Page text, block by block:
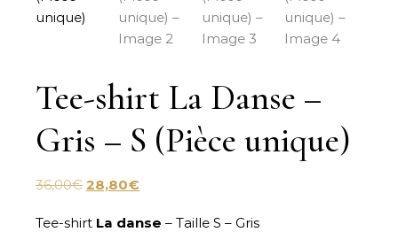
Tee-shirt La Danse –
Gris – S (Pièce unique)
36,00€ Le prix initial était : 36,00€.
28,80€Le prix actuel est : 28,80€.
Tee-shirt La danse – Taille S – Gris